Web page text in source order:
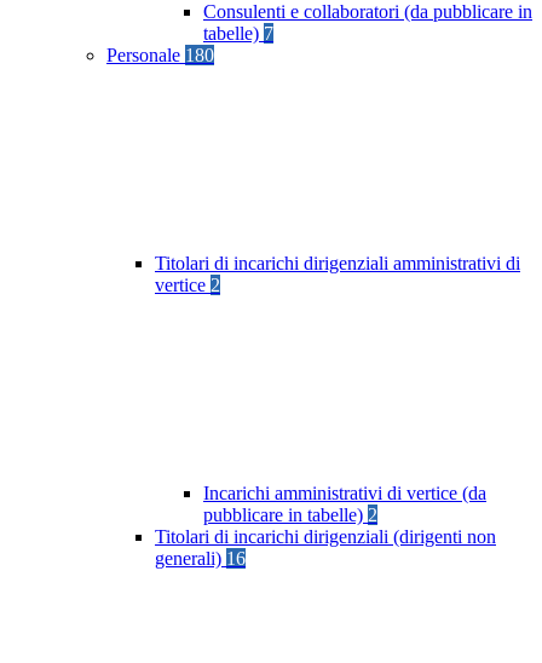
Consulenti e collaboratori (da pubblicare in
tabelle) 7
Personale 180
Titolari di incarichi dirigenziali amministrativi di
vertice 2
Incarichi amministrativi di vertice (da
pubblicare in tabelle) 2
Titolari di incarichi dirigenziali (dirigenti non
generali) 16